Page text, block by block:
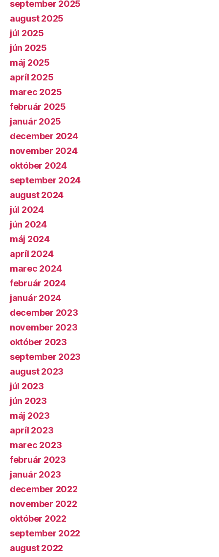
september 2025
august 2025
júl 2025
jún 2025
máj 2025
apríl 2025
marec 2025
február 2025
január 2025
december 2024
november 2024
október 2024
september 2024
august 2024
júl 2024
jún 2024
máj 2024
apríl 2024
marec 2024
február 2024
január 2024
december 2023
november 2023
október 2023
september 2023
august 2023
júl 2023
jún 2023
máj 2023
apríl 2023
marec 2023
február 2023
január 2023
december 2022
november 2022
október 2022
september 2022
august 2022